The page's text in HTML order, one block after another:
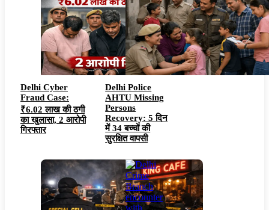
Delhi Cyber
Fraud Case:
₹6.02 लाख की ठगी
का खुलासा, 2 आरोपी
गिरफ्तार
Delhi Police
AHTU Missing
Persons
Recovery: 5 दिन
में 34 बच्चों की
सुरक्षित वापसी